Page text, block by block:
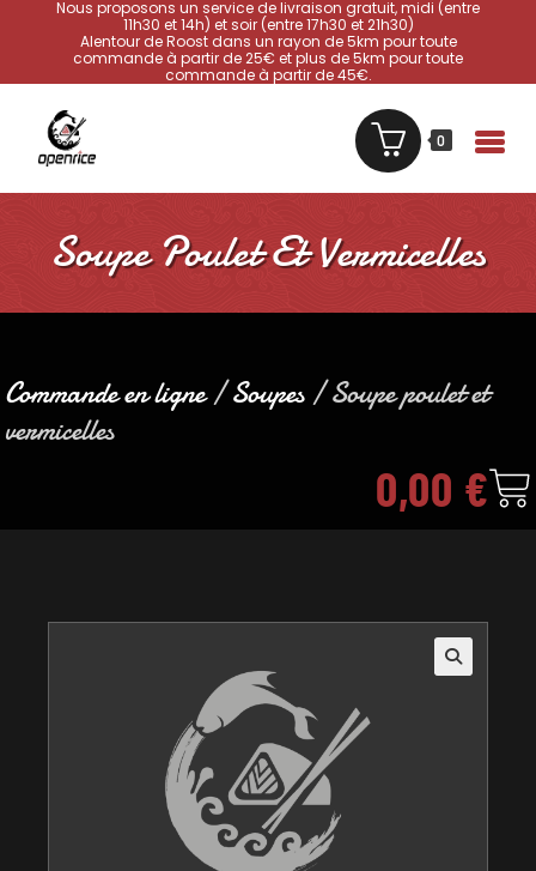
Nous proposons un service de livraison gratuit, midi (entre
11h30 et 14h) et soir (entre 17h30 et 21h30)
Alentour de Roost dans un rayon de 5km pour toute
commande à partir de 25€ et plus de 5km pour toute
commande à partir de 45€.
0
Soupe Poulet Et Vermicelles
Commande en ligne/Soupes/ Soupe poulet et
vermicelles
0,00 €